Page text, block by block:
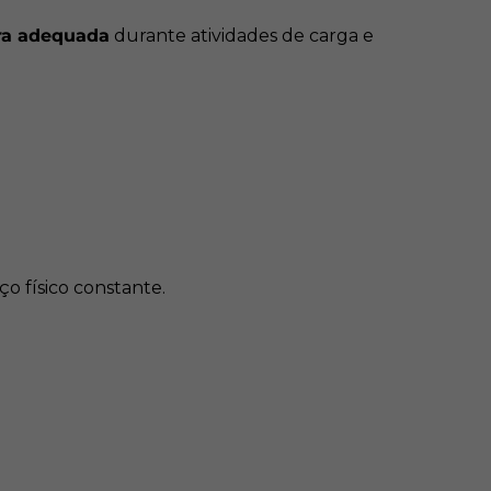
adequada durante atividades de carga e
físico constante.